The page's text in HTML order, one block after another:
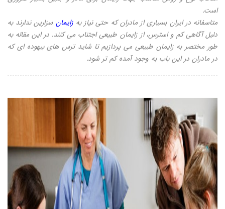
است.
متاسفانه در ایران بسیاری از مادران که حتی نیاز بهزایمان سزارین ندارند به
دلیل آگاهی کم و استرس، از زایمان طبیعی اجتناب می کنند. در این مقاله به
طور مختصر به زایمان طبیعی می پردازیم تا شاید ترس های بیهوده ای که
در مادران در این باب به وجود آمده کم تر شود.